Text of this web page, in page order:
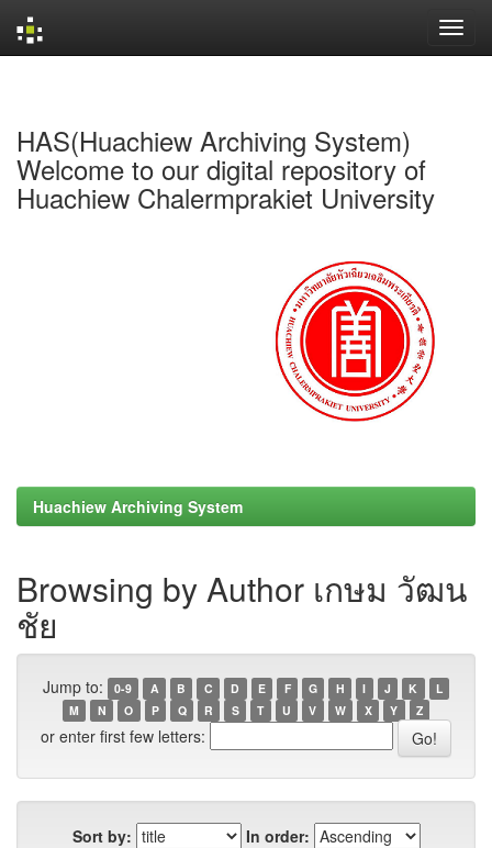
HAS(Huachiew Archiving System)
Welcome to our digital repository of
Huachiew Chalermprakiet University
Huachiew Archiving System
Browsing by Author เกษม วัฒน
ชัย
Jump to: 0-9 A B C D E F G H I J K
L
M
N O P Q R S T U V W X Y Z
or enter first few letters:
Sort by:
In order: